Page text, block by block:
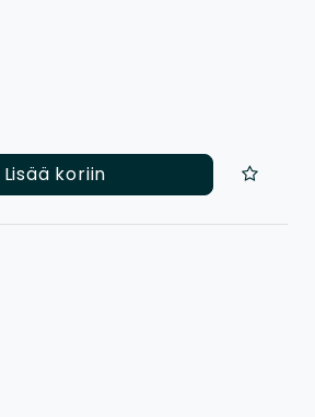
Lisää koriin